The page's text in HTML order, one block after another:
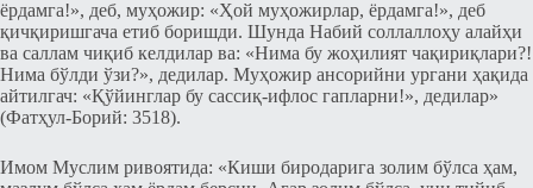
ёрдамга!», деб, муҳожир: «Ҳой муҳожирлар, ёрдамга!», деб
қичқиришгача етиб боришди. Шунда Набий соллаллоҳу алайҳи
ва саллам чиқиб келдилар ва: «Нима бу жоҳилият чақириқлари?!
Нима бўлди ўзи?», дедилар. Муҳожир ансорийни ургани ҳақида
айтилгач: «Қўйинглар бу сассиқ-ифлос гапларни!», дедилар»
(Фатҳул-Борий: 3518).
Имом Муслим ривоятида: «Киши биродарига золим бўлса ҳам,